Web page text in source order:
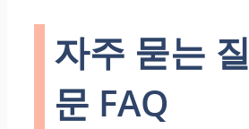
자주 묻는 질
문 FAQ